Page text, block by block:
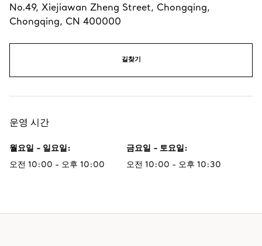
No.49, Xiejiawan Zheng Street, Chongqing,
Chongqing, CN 400000
길찾기
운영 시간
월요일 - 일요일:
오전 10:00 - 오후 10:00
금요일 - 토요일:
오전 10:00 - 오후 10:30